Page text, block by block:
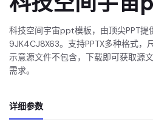
科技空间宇宙ppt模板，由顶尖PPT提
9JK4CJ8X63。支持PPTX多种格式，
示意源文件不包含，下载即可获取源
需求。
详细参数